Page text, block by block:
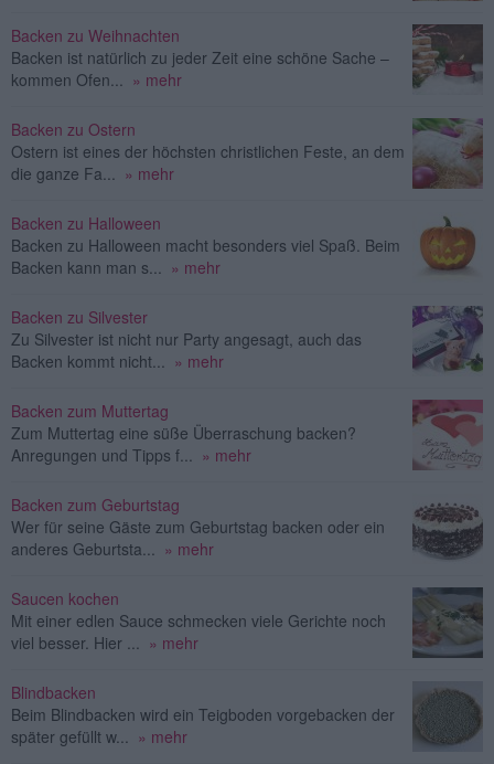
Backen zu Weihnachten
Backen ist natürlich zu jeder Zeit eine schöne Sache –
kommen Ofen... » mehr
Backen zu Ostern
Ostern ist eines der höchsten christlichen Feste, an dem
die ganze Fa... » mehr
Backen zu Halloween
Backen zu Halloween macht besonders viel Spaß. Beim
Backen kann man s... » mehr
Backen zu Silvester
Zu Silvester ist nicht nur Party angesagt, auch das
Backen kommt nicht... » mehr
Backen zum Muttertag
Zum Muttertag eine süße Überraschung backen?
Anregungen und Tipps f... » mehr
Backen zum Geburtstag
Wer für seine Gäste zum Geburtstag backen oder ein
anderes Geburtsta... » mehr
Saucen kochen
Mit einer edlen Sauce schmecken viele Gerichte noch
viel besser. Hier ... » mehr
Blindbacken
Beim Blindbacken wird ein Teigboden vorgebacken der
später gefüllt w... » mehr